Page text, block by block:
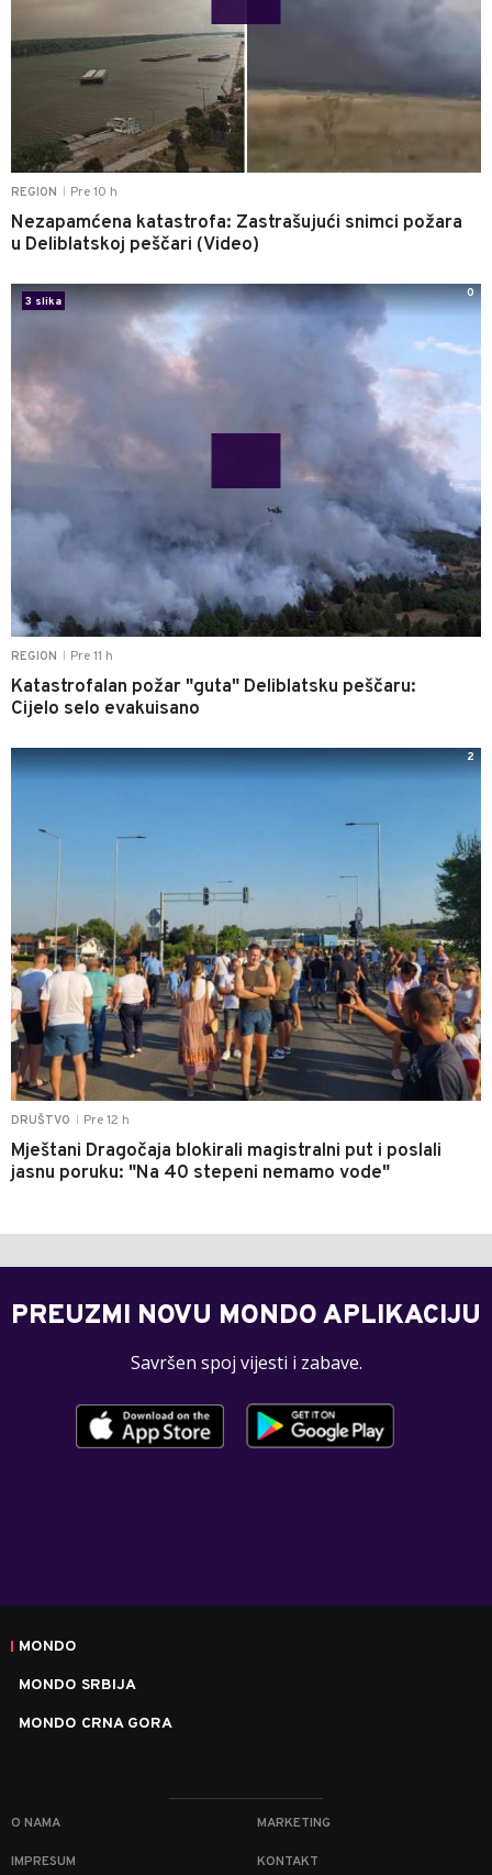
REGION Pre 10 h
Nezapamćena katastrofa: Zastrašujući snimci požara
u Deliblatskoj peščari (Video)
REGION Pre 11 h
Katastrofalan požar "guta" Deliblatsku peščaru:
Cijelo selo evakuisano
3 slika
0
DRUŠTVO Pre 12 h
Mještani Dragočaja blokirali magistralni put i poslali
jasnu poruku: "Na 40 stepeni nemamo vode"
2
PREUZMI NOVU MONDO APLIKACIJU
Savršen spoj vijesti i zabave.
MONDO
MONDO SRBIJA
MONDO CRNA GORA
O NAMA MARKETING
IMPRESUM KONTAKT